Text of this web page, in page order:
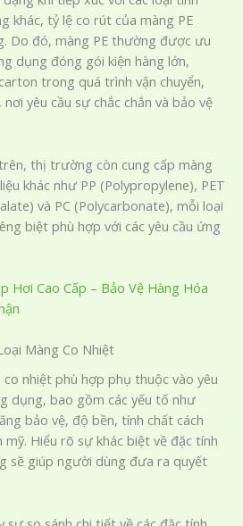
khác, tỷ lệ co rút của màng PE
Do đó, màng PE thường được ưu
dụng đóng gói kiện hàng lớn,
trong quá trình vận chuyển,
yêu cầu sự chắc chắn và bảo vệ
thị trường còn cung cấp màng
khác như PP (Polypropylene), PET
và PC (Polycarbonate), mỗi loại
biệt phù hợp với các yêu cầu ứng
Hơi Cao Cấp – Bảo Vệ Hàng Hóa
Màng Co Nhiệt
nhiệt phù hợp phụ thuộc vào yêu
dụng, bao gồm các yếu tố như
bảo vệ, độ bền, tính chất cách
mỹ. Hiểu rõ sự khác biệt về đặc tính
sẽ giúp người dùng đưa ra quyết